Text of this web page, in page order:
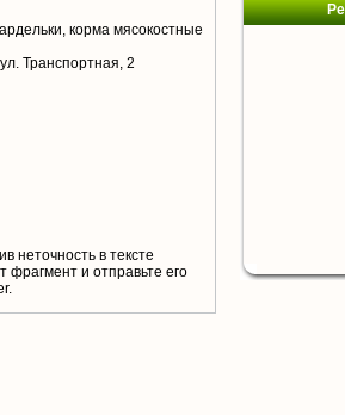
корма мясокостные
Транспортная, 2
неточность в тексте
фрагмент и отправьте его